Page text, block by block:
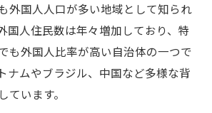
外国人人口が多い地域として知られ
国人住民数は年々増加しており、特
も外国人比率が高い自治体の一つで
ナムやブラジル、中国など多様な背
います。